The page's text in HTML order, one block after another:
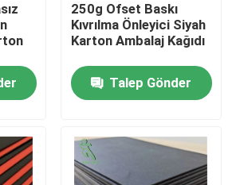
250g Ofset Baskı
Kıvrılma Önleyici Siyah
Karton Ambalaj Kağıdı
Talep Gönder